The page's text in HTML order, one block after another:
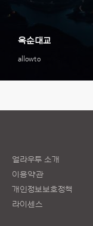
allowto
옥순대교
얼라우투 소개
이용약관
개인정보보호정책
라이센스